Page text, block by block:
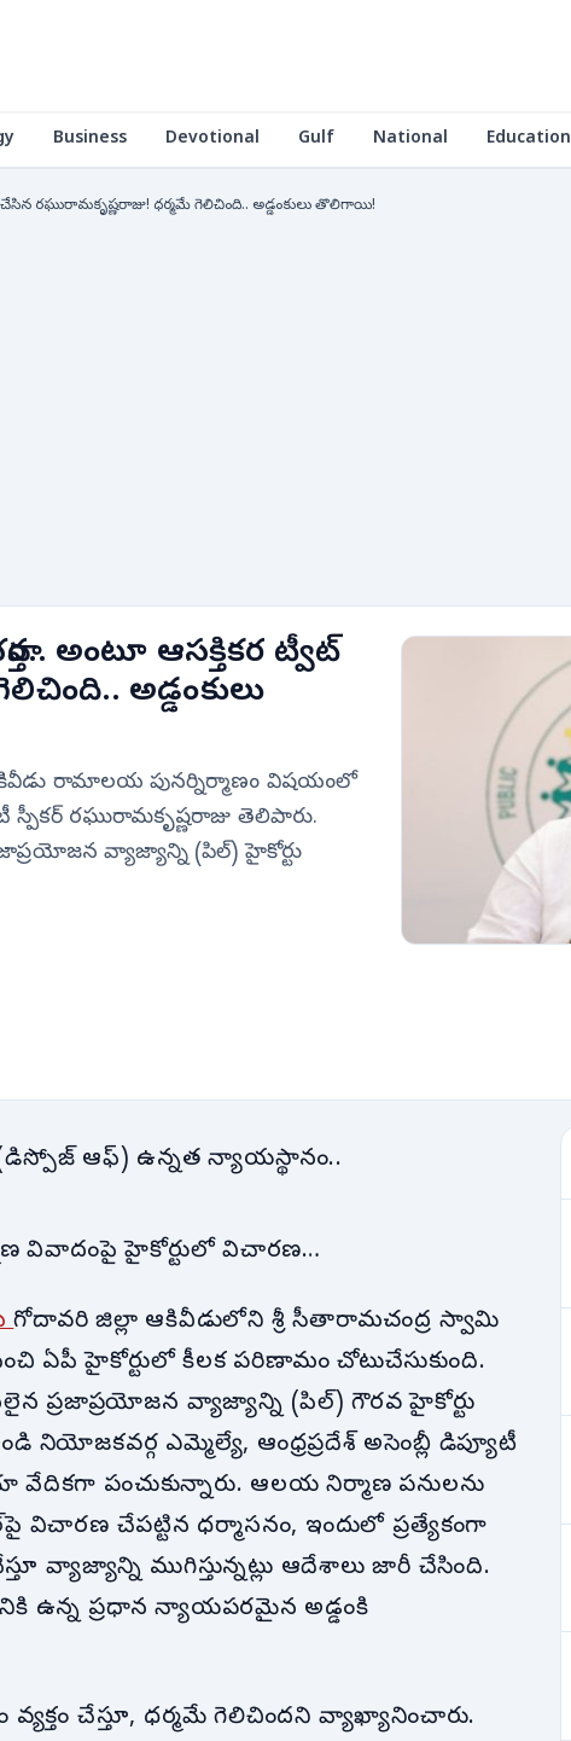
Business Devotional Gulf National Education
చేసిన రఘురామకృష్ణరాజు! ధర్మమే గెలిచింది.. అడ్డంకులు తొలిగాయి!
అంటూ ఆసక్తికర ట్వీట్
అడ్డంకులు
ఆకివీడు రామాలయ పునర్నిర్మాణం విషయంలో
స్పీకర్ రఘురామకృష్ణరాజు తెలిపారు.
వ్యాజ్యాన్ని (పిల్) హైకోర్టు
ఆఫ్) ఉన్నత న్యాయస్థానం..
వివాదంపై హైకోర్టులో విచారణ…
గోదావరి జిల్లా ఆకివీడులోని శ్రీ సీతారామచంద్ర స్వామి
ఏపీ హైకోర్టులో కీలక పరిణామం చోటుచేసుకుంది.
ప్రజాప్రయోజన వ్యాజ్యాన్ని (పిల్) గౌరవ హైకోర్టు
నియోజకవర్గ ఎమ్మెల్యే, ఆంధ్రప్రదేశ్ అసెంబ్లీ డిప్యూటీ
పంచుకున్నారు. ఆలయ నిర్మాణ పనులను
చేపట్టిన ధర్మాసనం, ఇందులో ప్రత్యేకంగా
వ్యాజ్యాన్ని ముగిస్తున్నట్లు ఆదేశాలు జారీ చేసింది.
ఉన్న ప్రధాన న్యాయపరమైన అడ్డంకి
చేస్తూ, ధర్మమే గెలిచిందని వ్యాఖ్యానించారు.